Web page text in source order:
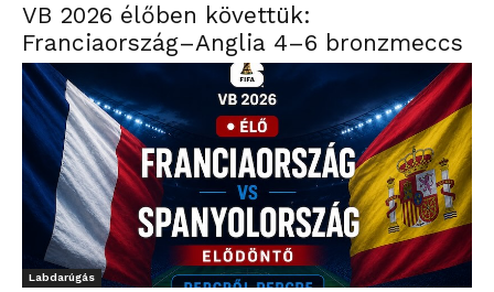
VB 2026 élőben követtük:
Franciaország–Anglia 4–6 bronzmeccs
Labdarúgás